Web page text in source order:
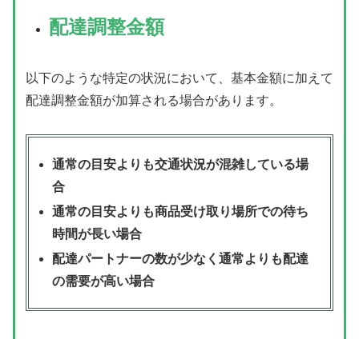
配達調整金額
以下のような特定の状況において、基本金額に加えて
配達調整金額が加算される場合があります。
通常の目安よりも交通状況が混雑している場
合
通常の目安よりも商品受け取り場所での待ち
時間が長い場合
配達パートナーの数が少なく通常よりも配達
の需要が高い場合